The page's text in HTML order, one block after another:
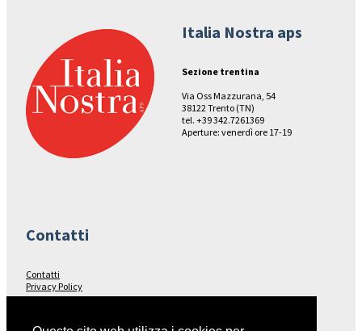
Italia Nostra aps
Sezione trentina
Via Oss Mazzurana, 54
38122 Trento (TN)
tel. +39 342.7261369
Aperture: venerdì ore 17-19
Contatti
Contatti
Privacy Policy
Seguici su…